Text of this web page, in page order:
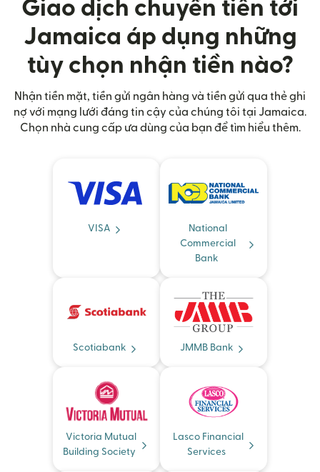
Giao dịch chuyển tiến tới
Jamaica áp dụng những
tùy chọn nhận tiền nào?
Nhận tiền mặt, tiền gửi ngân hàng và tiền gửi qua thẻ ghi
nợ với mạng lưới đáng tin cậy của chúng tôi tại Jamaica.
Chọn nhà cung cấp ưa dùng của bạn để tìm hiểu thêm.
VISA
National
Commercial
Bank
Scotiabank JMMB Bank
Victoria Mutual
Building Society
Lasco Financial
Services